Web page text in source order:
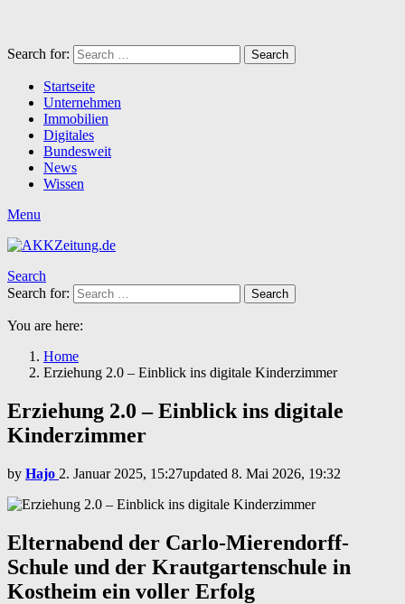
Search for: Search
Startseite
Unternehmen
Immobilien
Digitales
Bundesweit
News
Wissen
Menu
Search
Search for:
Search
You are here:
Home
Erziehung 2.0 – Einblick ins digitale Kinderzimmer
Erziehung 2.0 – Einblick ins digitale
Kinderzimmer
by Hajo 2. Januar 2025, 15:27updated 8. Mai 2026, 19:32
Elternabend der Carlo-Mierendorff-
Schule und der Krautgartenschule in
Kostheim ein voller Erfolg